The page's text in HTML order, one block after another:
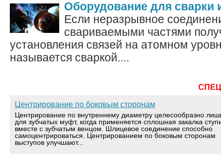
Оборудование для сварки
Если неразрывное
свариваемыми частями
установления связей на атомном
называется сваркой....
Центрирование по боковым сторонам
Центрирование по внутреннему диаметру целесообразно
для зубчатых муфт, когда применяется сплошная закалка
вместе с зубчатым венцом. Шлицевое соединение способно
самоцентрироваться. Центрированием по боковым сторонам
выступов улучшают...